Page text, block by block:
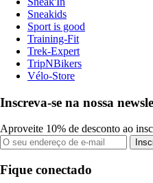
Sneakids
Sport is good
Training-Fit
Trek-Expert
TripNBikers
Vélo-Store
Inscreva-se na nossa
Aproveite 10% de desconto ao
Fique conectado